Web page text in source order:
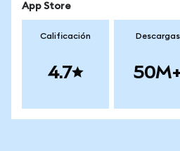
App Store
Calificación
4.7
Descargas